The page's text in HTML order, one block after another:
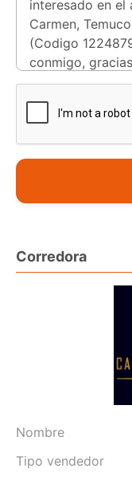
Corredora
Nombre
Tipo vendedor